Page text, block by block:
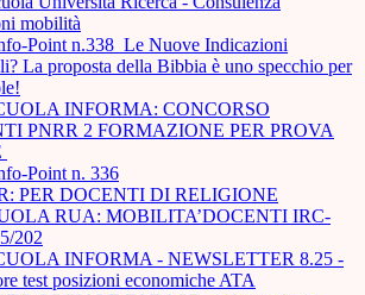
mobilità
Point n.338 Le Nuove Indicazioni
La proposta della Bibbia è uno specchio per
INFORMA: CONCORSO
PNRR 2 FORMAZIONE PER PROVA
Point n. 336
PER DOCENTI DI RELIGIONE
RUA: MOBILITA’DOCENTI IRC-
202
INFORMA - NEWSLETTER 8.25 -
test posizioni economiche ATA